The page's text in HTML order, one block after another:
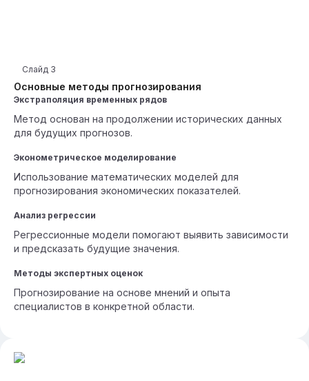
Основные методы прогнозирования
Слайд 3
Экстраполяция временных рядов
Метод основан на продолжении исторических данных
для будущих прогнозов.
Эконометрическое моделирование
Использование математических моделей для
прогнозирования экономических показателей.
Анализ регрессии
Регрессионные модели помогают выявить зависимости
и предсказать будущие значения.
Методы экспертных оценок
Прогнозирование на основе мнений и опыта
специалистов в конкретной области.